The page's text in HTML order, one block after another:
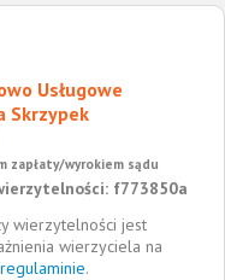
Usługowe
Skrzypek
zapłaty/wyrokiem sądu
f773850a
wierzytelności jest
wierzyciela na
regulaminie.